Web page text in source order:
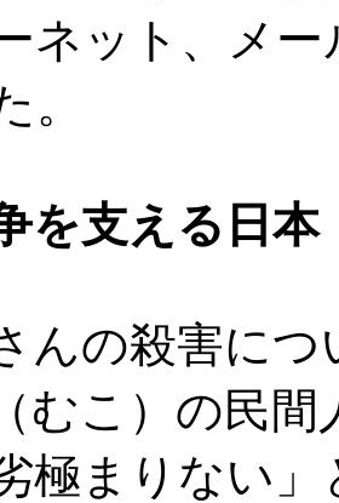
ネット、メ
。
を支える日本
んの殺害につ
むこ）の民
極まりない